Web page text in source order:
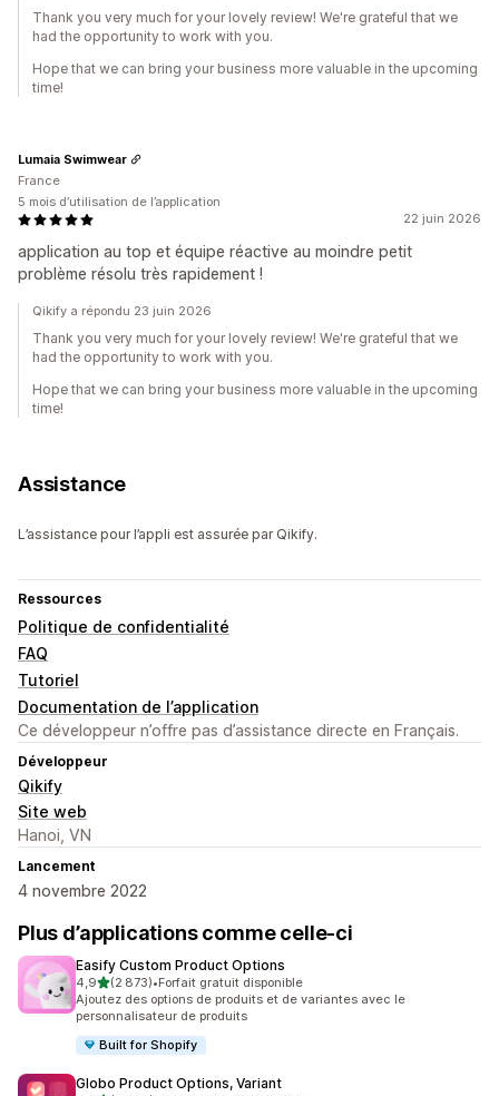
Thank you very much for your lovely review! We're grateful that we
had the opportunity to work with you.
Hope that we can bring your business more valuable in the upcoming
time!
22 juin 2026
application au top et équipe réactive au moindre petit
problème résolu très rapidement !
Lumaia Swimwear
France
5 mois d’utilisation de l’application
Qikify a répondu 23 juin 2026
Thank you very much for your lovely review! We're grateful that we
had the opportunity to work with you.
Hope that we can bring your business more valuable in the upcoming
time!
Assistance
L’assistance pour l’appli est assurée par Qikify.
Ressources
Politique de confidentialité
FAQ
Tutoriel
Documentation de l’application
Ce développeur n’offre pas d’assistance directe en Français.
Développeur
Qikify
Site web
Hanoi, VN
Lancement
4 novembre 2022
Plus d’applications comme celle-ci
Easify Custom Product Options
4,9étoile(s) sur 5
(2 873)
2873 avis au total
•Forfait gratuit disponible
Ajoutez des options de produits et de variantes avec le
personnalisateur de produits
Built for Shopify
Globo Product Options, Variant